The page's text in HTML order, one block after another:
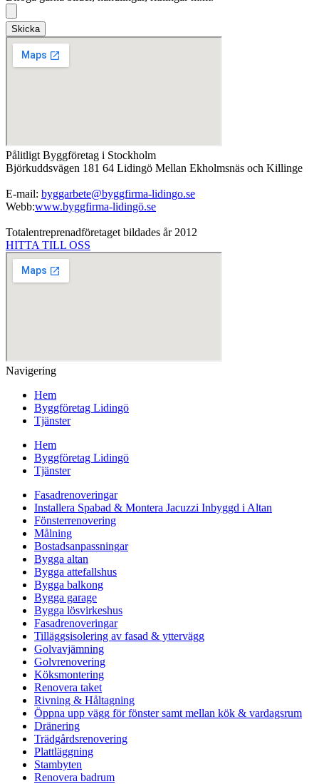
Skicka
Pålitligt Byggföretag i Stockholm
Björkuddsvägen 181 64 Lidingö Mellan Ekholmsnäs och Killinge
E-mail: byggarbete@byggfirma-lidingo.se
Webb:www.byggfirma-lidingö.se
Totalentreprenadföretaget bildades år 2012
HITTA TILL OSS
Navigering
Hem
Byggföretag Lidingö
Tjänster
Hem
Byggföretag Lidingö
Tjänster
Fasadrenoveringar
Installera Spabad & Montera Jacuzzi Inbyggd i Altan
Fönsterrenovering
Målning
Bostadsanpassningar
Bygga altan
Bygga attefallshus
Bygga balkong
Bygga garage
Bygga lösvirkeshus
Fasadrenoveringar
Tilläggsisolering av fasad & yttervägg
Golvavjämning
Golvrenovering
Köksmontering
Renovera taket
Rivning & Håltagning
Öppna upp vägg för fönster samt mellan kök & vardagsrum
Dränering
Trädgårdsrenovering
Plattläggning
Stambyten
Renovera badrum